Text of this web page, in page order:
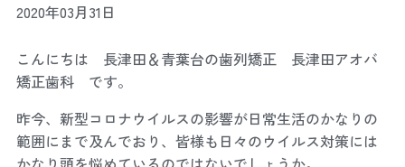
2020年03月31日
こんにちは 長津田＆青葉台の歯列矯正 長津田アオバ
矯正歯科 です。
昨今、新型コロナウイルスの影響が日常生活のかなりの
範囲にまで及んでおり、皆様も日々のウイルス対策には